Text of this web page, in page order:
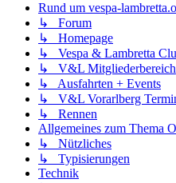
Rund um vespa-
↳ Forum
↳ Homepage
↳ Vespa & Lambretta
↳ V&L Mitgliederbereich
↳ Ausfahrten + Events
↳ V&L Vorarlberg
↳ Rennen
Allgemeines zum Thema
↳ Nützliches
↳ Typisierungen
Technik